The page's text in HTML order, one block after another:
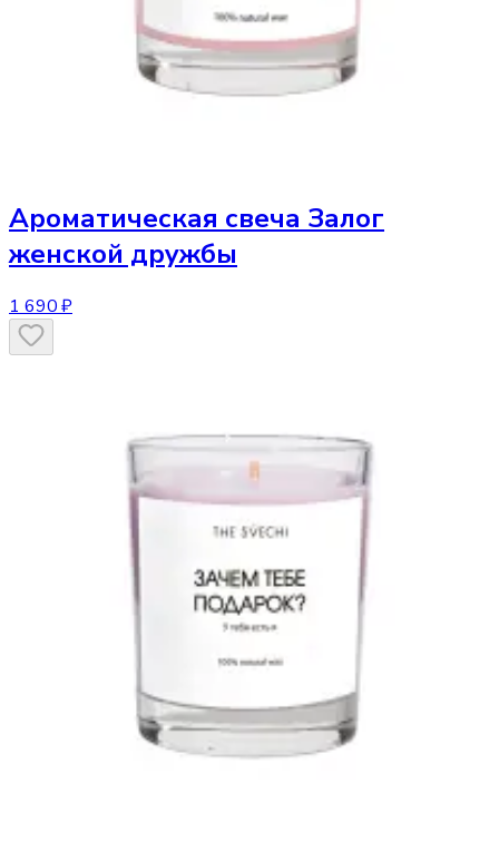
Ароматическая свеча Залог
женской дружбы
1 690 ₽